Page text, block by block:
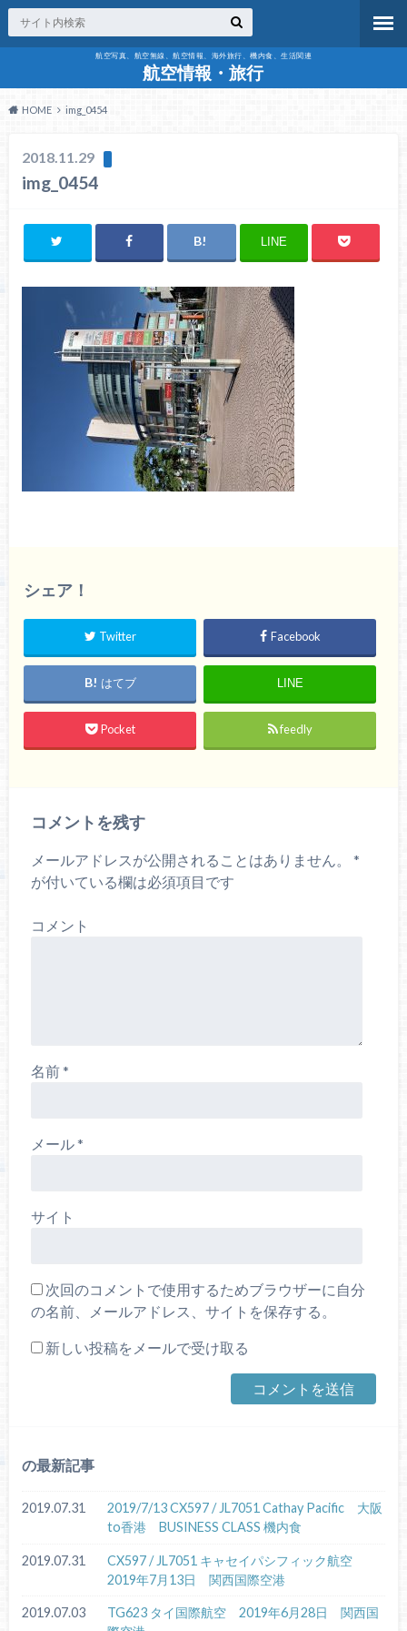
航空写真、航空無線、航空情報、海外旅行、機内食、生活関連
航空情報・旅行
HOME img_0454
2018.11.29
img_0454
LINE
シェア！
Twitter Facebook
はてブ LINE
Pocket feedly
コメントを残す
メールアドレスが公開されることはありません。
*
が付いている欄は必須項目です
コメント
名前*
メール*
サイト
次回のコメントで使用するためブラウザーに自分
の名前、メールアドレス、サイトを保存する。
新しい投稿をメールで受け取る
の最新記事
2019.07.31
2019/7/13 CX597 / JL7051 Cathay Pacific 大阪
to香港 BUSINESS CLASS 機内食
2019.07.31
CX597 / JL7051 キャセイパシフィック航空
2019年7月13日 関西国際空港
2019.07.03
TG623 タイ国際航空 2019年6月28日 関西国